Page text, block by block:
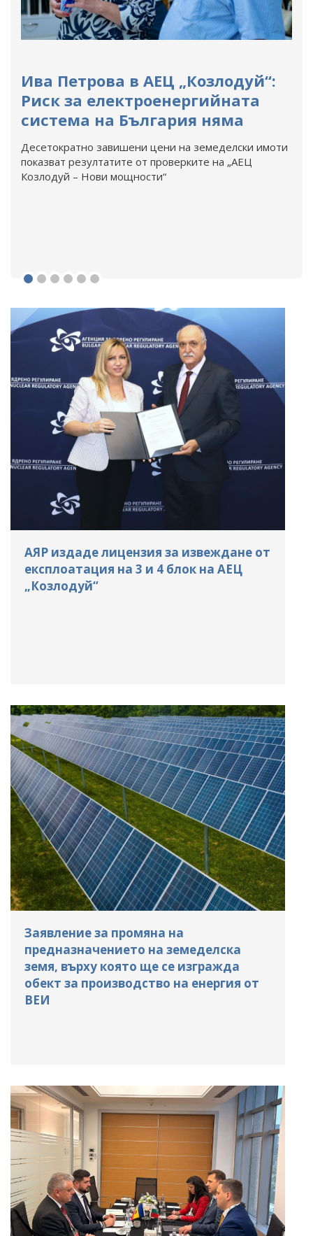
Ива Петрова в АЕЦ „Козлодуй“:
Риск за електроенергийната
система на България няма
Десетократно завишени цени на земеделски имоти
показват резултатите от проверките на „АЕЦ
Козлодуй – Нови мощности“
АЯР издаде лицензия за извеждане от
експлоатация на 3 и 4 блок на АЕЦ
„Козлодуй“
Заявление за промяна на
предназначението на земеделска
земя, върху която ще се изгражда
обект за производство на енергия от
ВЕИ